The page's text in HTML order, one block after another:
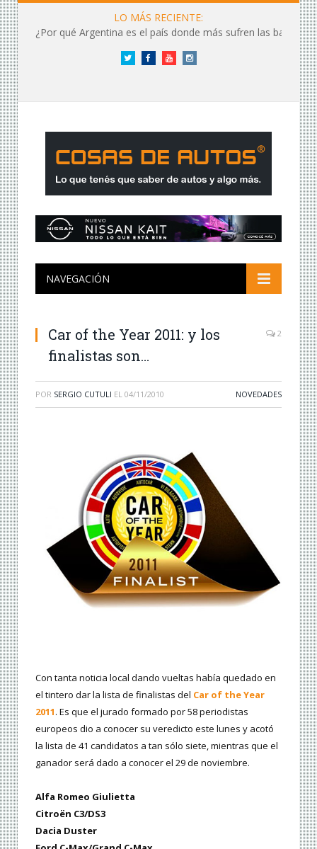
LO MÁS RECIENTE:
¿Por qué Argentina es el país donde más sufren las baterías?
Twitter FacebookYouTubeInstagram
NAVEGACIÓN
Car of the Year 2011: y los
finalistas son…
2
POR SERGIO CUTULI EL 04/11/2010 NOVEDADES
Con tanta noticia local dando vueltas había quedado en
el tintero dar la lista de finalistas del Car of the Year
2011. Es que el jurado formado por 58 periodistas
europeos dio a conocer su veredicto este lunes y acotó
la lista de 41 candidatos a tan sólo siete, mientras que el
ganador será dado a conocer el 29 de noviembre.
Alfa Romeo Giulietta
Citroën C3/DS3
Dacia Duster